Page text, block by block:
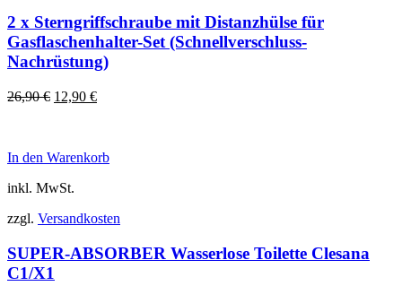
2 x Sterngriffschraube mit Distanzhülse für
Gasflaschenhalter-Set (Schnellverschluss-
Nachrüstung)
26,90€ Ursprünglicher
12,90 €Aktueller
In den Warenkorb
inkl. MwSt.
zzgl. Versandkosten
SUPER-ABSORBER Wasserlose Toilette Clesana
C1/X1